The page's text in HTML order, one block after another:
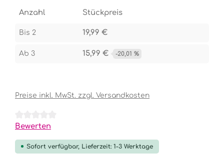
Anzahl Stückpreis
Bis 2 19,99 €
Ab 3 15,99 € -20,01 %
Preise inkl. MwSt. zzgl. Versandkosten
Durchschnittliche Bewertung von 0 von 5 Sternen
Bewerten
Sofort verfügbar, Lieferzeit: 1-3 Werktage